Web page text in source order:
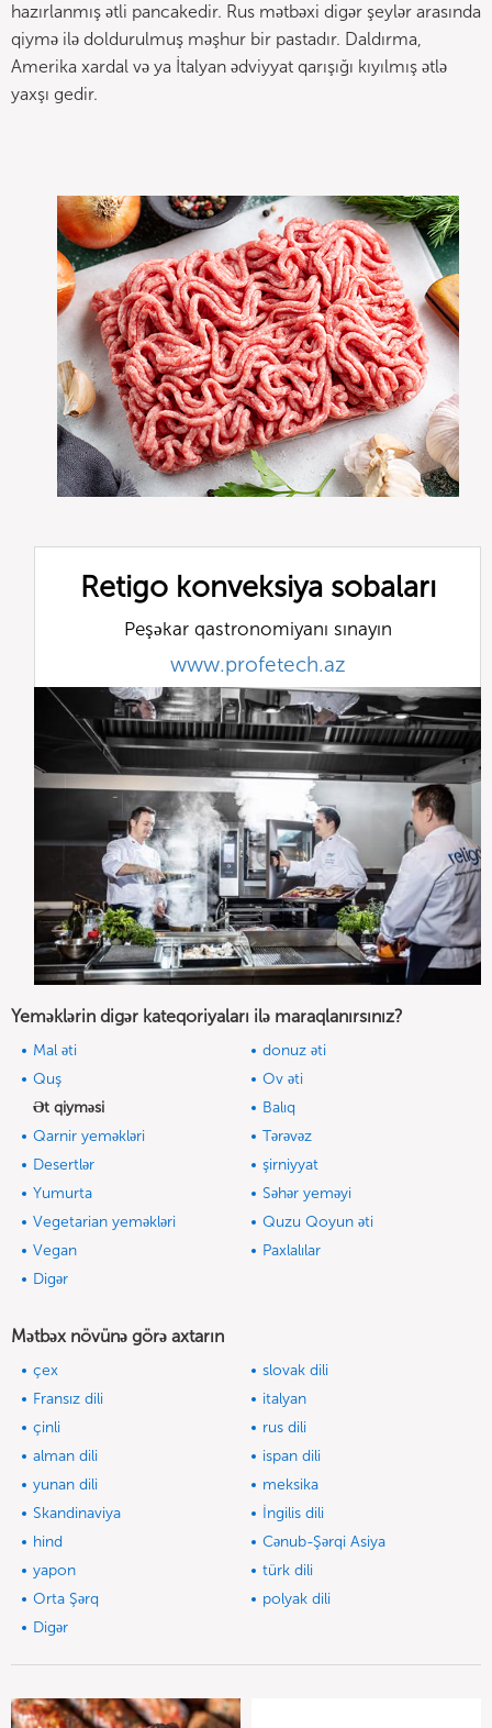
hazırlanmış ətli pancakedir. Rus mətbəxi digər şeylər arasında
qiymə ilə doldurulmuş məşhur bir pastadır. Daldırma,
Amerika xardal və ya İtalyan ədviyyat qarışığı kıyılmış ətlə
yaxşı gedir.
Retigo konveksiya sobaları
Peşəkar qastronomiyanı sınayın
www.profetech.az
Yeməklərin digər kateqoriyaları ilə maraqlanırsınız?
Mal əti
donuz əti
Quş
Ov əti
Ət qiyməsi
Balıq
Qarnir yeməkləri
Tərəvəz
Desertlər
şirniyyat
Yumurta
Səhər yeməyi
Vegetarian yeməkləri
Quzu Qoyun əti
Vegan
Paxlalılar
Digər
Mətbəx növünə görə axtarın
çex
slovak dili
Fransız dili
italyan
çinli
rus dili
alman dili
ispan dili
yunan dili
meksika
Skandinaviya
İngilis dili
hind
Cənub-Şərqi Asiya
yapon
türk dili
Orta Şərq
polyak dili
Digər